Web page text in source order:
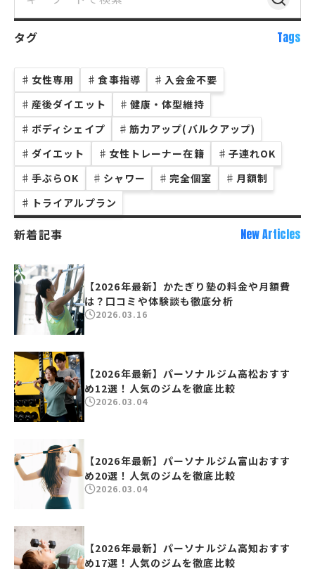
タグ Tags
♯ 女性専用 ♯ 食事指導 ♯ 入会金不要
♯ 産後ダイエット ♯ 健康・体型維持
♯ ボディシェイプ ♯ 筋力アップ(バルクアップ)
♯ ダイエット ♯ 女性トレーナー在籍 ♯ 子連れOK
♯ 手ぶらOK ♯ シャワー ♯ 完全個室 ♯ 月額制
♯ トライアルプラン
新着記事 New Articles
【2026年最新】かたぎり塾の料金や月額費
は？口コミや体験談も徹底分析
2026.03.16
【2026年最新】パーソナルジム高松おすす
め12選！人気のジムを徹底比較
2026.03.04
【2026年最新】パーソナルジム富山おすす
め20選！人気のジムを徹底比較
2026.03.04
【2026年最新】パーソナルジム高知おすす
め17選！人気のジムを徹底比較